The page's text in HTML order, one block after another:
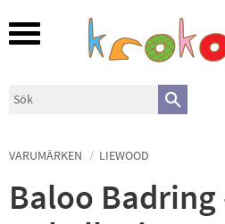
Meny
VARUMÄRKEN LIEWOOD
Baloo Badring